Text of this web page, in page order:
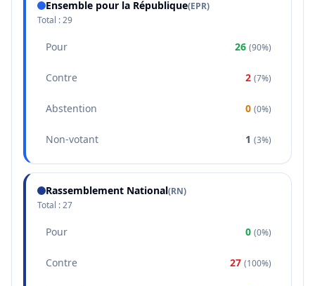
Ensemble pour la République(EPR)
Total :29
Pour 26 (90%)
Contre 2 (7%)
Abstention 0 (0%)
Non-votant 1 (3%)
Rassemblement National(RN)
Total :27
Pour 0 (0%)
Contre 27 (100%)